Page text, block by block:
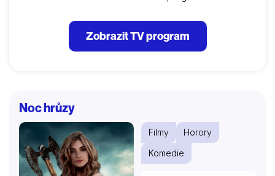
Zobrazit TV program
Noc hrůzy
Filmy
Horory
Komedie